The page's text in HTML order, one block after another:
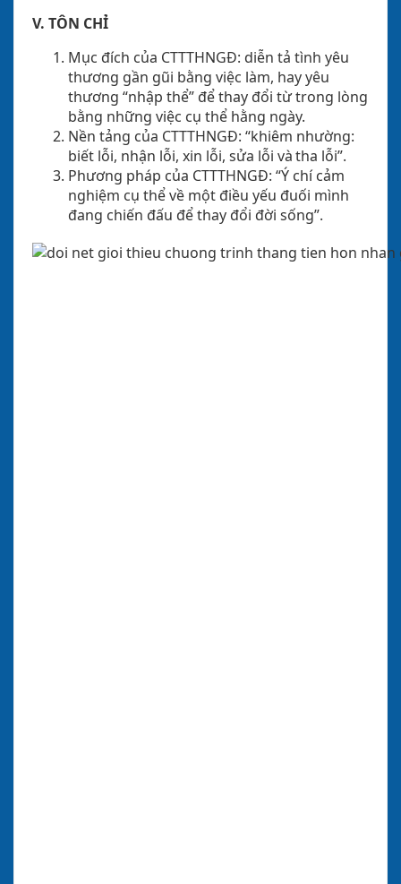
V. TÔN CHỈ
Mục đích của CTTTHNGĐ: diễn tả tình yêu
thương gần gũi bằng việc làm, hay yêu
thương “nhập thể” để thay đổi từ trong lòng
bằng những việc cụ thể hằng ngày.
Nền tảng của CTTTHNGĐ: “khiêm nhường:
biết lỗi, nhận lỗi, xin lỗi, sửa lỗi và tha lỗi”.
Phương pháp của CTTTHNGĐ: “Ý chí cảm
nghiệm cụ thể về một điều yếu đuối mình
đang chiến đấu để thay đổi đời sống”.